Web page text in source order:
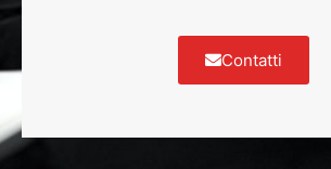
Contatti